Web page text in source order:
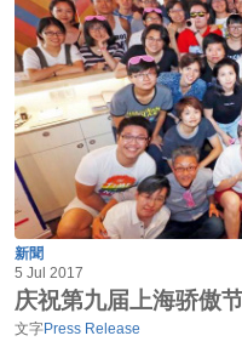
新聞
5 Jul 2017
庆祝第九届上海骄傲
文字Press Release